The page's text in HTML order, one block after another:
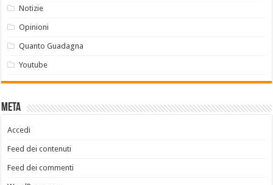
Notizie
Opinioni
Quanto Guadagna
Youtube
Meta
Accedi
Feed dei contenuti
Feed dei commenti